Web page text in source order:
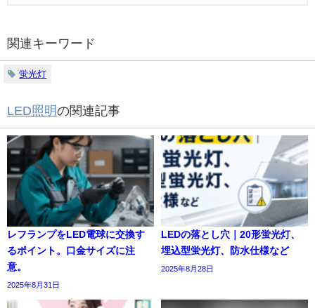
関連キーワード
蛍光灯
LED照明の関連記事
レフランプをLED電球に交換す
るポイント。口金サイズに注
意。
2025年8月31日
LEDの落とし穴｜20形蛍光灯、
埋込型蛍光灯、防水仕様など
2025年8月28日